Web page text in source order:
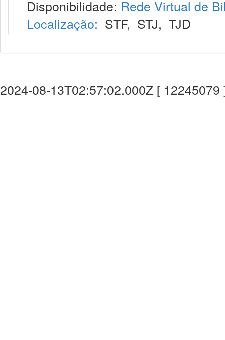
Disponibilidade: Rede Virtual de
Localização: STF, STJ, TJD
2024-08-13T02:57:02.000Z [ 12245079